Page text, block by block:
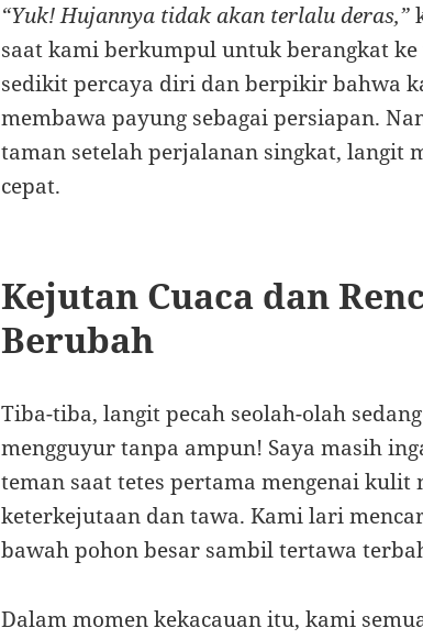
“Yuk! Hujannya tidak akan terlalu deras,”
saat kami berkumpul untuk berangkat ke
sedikit percaya diri dan berpikir bahwa
membawa payung sebagai persiapan.
taman setelah perjalanan singkat, langit
cepat.
Kejutan Cuaca dan
Berubah
Tiba-tiba, langit pecah seolah-olah
mengguyur tanpa ampun! Saya masih
teman saat tetes pertama mengenai
keterkejutaan dan tawa. Kami lari
bawah pohon besar sambil tertawa
Dalam momen kekacauan itu, kami